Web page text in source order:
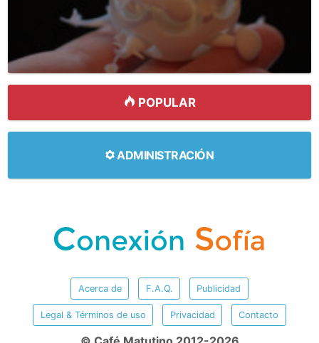
POPULAR
ADMINISTRACIÓN
Acerca de F.A.Q. Publicidad
Legal & Términos de uso Privacidad Contacto